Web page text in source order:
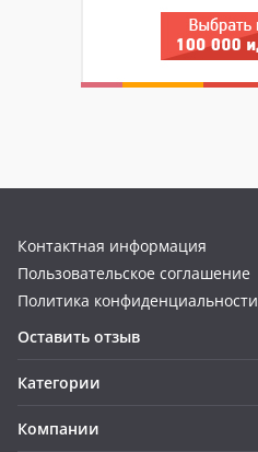
Контактная информация
Пользовательское соглашение
Политика конфиденциальности
Оставить отзыв
Категории
Компании